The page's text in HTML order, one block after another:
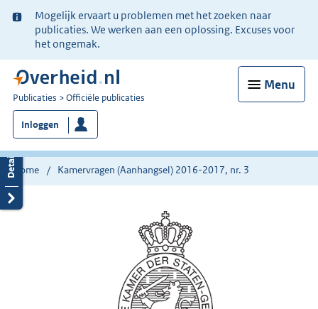
Ter
informatie:
Mogelijk ervaart u problemen met het zoeken naar
publicaties. We werken aan een oplossing. Excuses voor
het ongemak.
Menu
U
bent
nu
hier:
Publicaties Officiële publicaties
Inloggen
Home Kamervragen (Aanhangsel) 2016-2017, nr. 3